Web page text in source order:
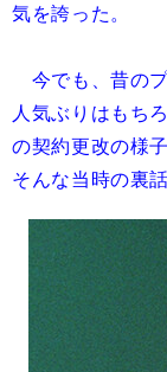
気を誇った。
今でも、昔の
人気ぶりはもち
の契約更改の様
そんな当時の裏